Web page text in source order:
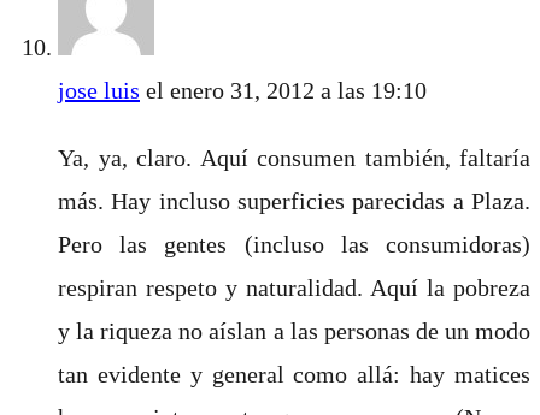
jose luis el enero 31, 2012 a las 19:10
Ya, ya, claro. Aquí consumen también, faltaría
más. Hay incluso superficies parecidas a Plaza.
Pero las gentes (incluso las consumidoras)
respiran respeto y naturalidad. Aquí la pobreza
y la riqueza no aíslan a las personas de un modo
tan evidente y general como allá: hay matices